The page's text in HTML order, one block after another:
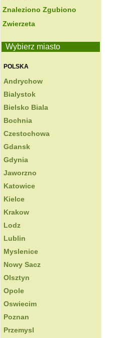
Znaleziono Zgubiono
Zwierzeta
Wybierz miasto
POLSKA
Andrychow
Bialystok
Bielsko Biala
Bochnia
Czestochowa
Gdansk
Gdynia
Jaworzno
Katowice
Kielce
Krakow
Lodz
Lublin
Myslenice
Nowy Sacz
Olsztyn
Opole
Oswiecim
Poznan
Przemysl